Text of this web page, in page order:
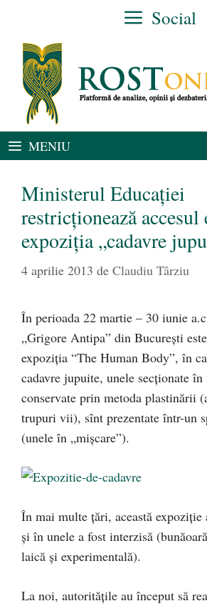
conținut
Social
MENIU
Ministerul Educaţiei
restricţionează
expoziţia „cadavre
4 aprilie 2013 de Claudiu Târziu
În perioada 22 martie – 30 iunie
„Grigore Antipa” din Bucureşti
expoziţia “The Human Body”, în
cadavre jupuite, unele secţionate
conservate prin metoda plastinării
trupuri vii), sînt prezentate într-un
(unele în „mişcare”).
În mai multe ţări, această expoziţie
şi în unele a fost interzisă
laică şi experimentală).
La noi, autorităţile au început să